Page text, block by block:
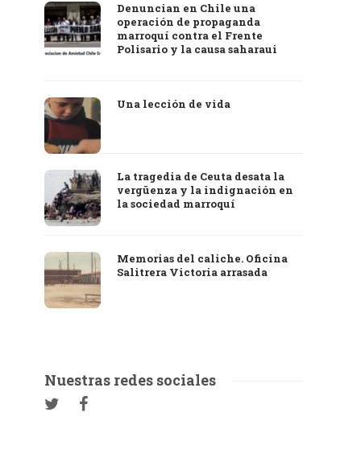
Denuncian en Chile una
operación de propaganda
marroquí contra el Frente
Polisario y la causa saharaui
Una lección de vida
La tragedia de Ceuta desata la
vergüenza y la indignación en
la sociedad marroquí
Memorias del caliche. Oficina
Salitrera Victoria arrasada
Nuestras redes sociales